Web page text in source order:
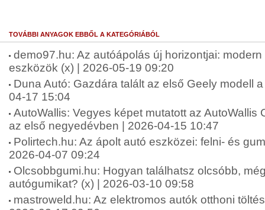
TOVÁBBI ANYAGOK EBBŐL A KATEGÓRIÁBÓL
demo97.hu: Az autóápolás új horizontjai:
eszközök (x) | 2026-05-19 09:20
Duna Autó: Gazdára talált az első Geely modell
04-17 15:04
AutoWallis: Vegyes képet mutatott az AutoWallis
az első negyedévben | 2026-04-15 10:47
Polirtech.hu: Az ápolt autó eszközei: felni- és
2026-04-07 09:24
Olcsobbgumi.hu: Hogyan találhatsz olcsóbb,
autógumikat? (x) | 2026-03-10 09:58
mastroweld.hu: Az elektromos autók otthoni